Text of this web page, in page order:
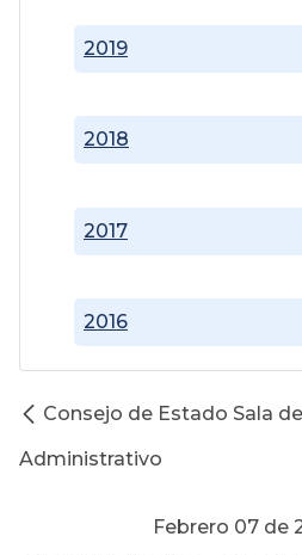
2016
2017
2018
2019
Consejo de Estado Sala
Administrativo
Febrero 07 de